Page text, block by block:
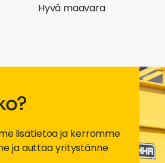
Hyvä maavara
lisätietoa ja kerromme
ja auttaa yritystänne